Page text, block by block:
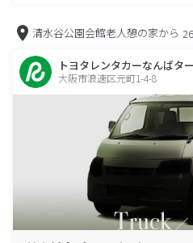
清水谷公園会館老人憩の家から
トヨタレンタカーなんばタ
大阪市浪速区元町1-4-8